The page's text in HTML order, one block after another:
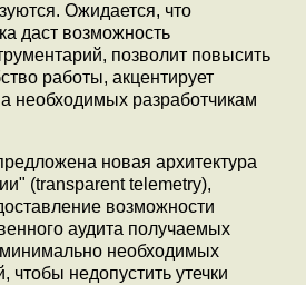
Ожидается, что
даст возможность
позволит повысить
работы, акцентирует
необходимых разработчикам
новая архитектура
(transparent telemetry),
возможности
аудита получаемых
необходимых
недопустить утечки